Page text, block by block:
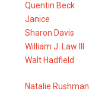
Quentin Beck
Janice
Sharon Davis
William J. Law III
Walt Hadfield
Natalie Rushman